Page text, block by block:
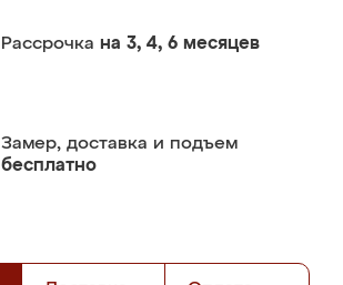
Рассрочка на 3, 4, 6 месяцев
Замер, доставка и подъем
бесплатно